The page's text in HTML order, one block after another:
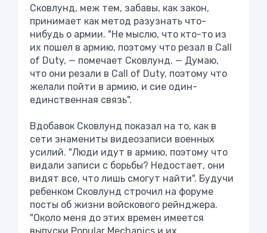
Сковлунд, меж тем, забавы, как закон,
принимает как метод разузнать что-
нибудь о армии. "Не мыслю, что кто-то из
их пошел в армию, поэтому что резал в Call
of Duty, — помечает Сковлунд. — Думаю,
что они резали в Call of Duty, поэтому что
желали пойти в армию, и сие один-
единственная связь".
Вдобавок Сковлунд показал на то, как в
сети знамениты видеозаписи военных
усилий. "Люди идут в армию, поэтому что
видали записи с борьбы? Недостает, они
видят все, что лишь смогут найти". Будучи
ребенком Сковлунд строчил на форуме
посты об жизни войскового рейнджера.
"Около меня до этих времен имеется